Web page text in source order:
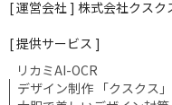
[ 運営会社 ] 株式会社クスク
[ 提供サービス ]
リカミAI-OCR
デザイン制作 「クスクス」